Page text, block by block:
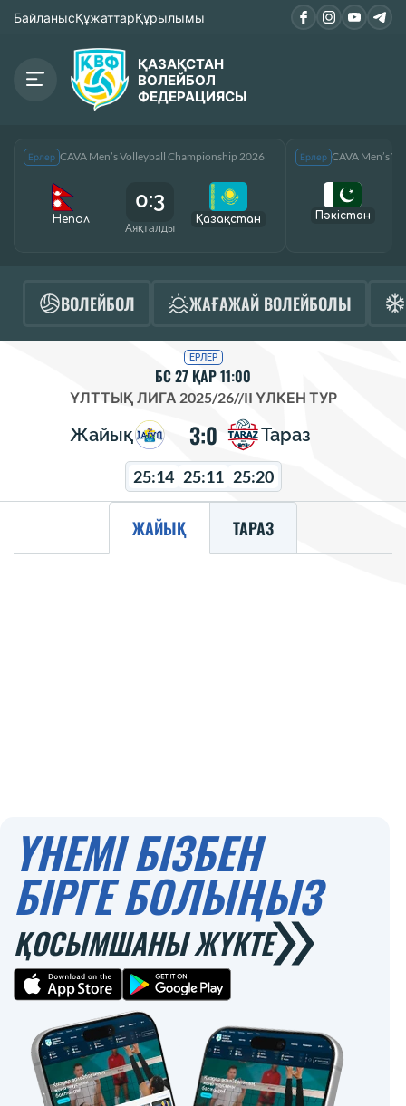
БайланысҚұжаттарҚұрылымы
ҚАЗАҚСТАН
ВОЛЕЙБОЛ
ФЕДЕРАЦИЯСЫ
Ерлер CAVA Men’s Volleyball Championship 2026
Непал
0:3
Аяқталды
Қазақcтан
Ерлер CAVA Men’s
Пәкістан
ВОЛЕЙБОЛ ЖАҒАЖАЙ ВОЛЕЙБОЛЫ
ЕРЛЕР
БС 27 ҚАР 11:00
ҰЛТТЫҚ ЛИГА 2025/26//II ҮЛКЕН ТУР
Жайық 3:0 Тараз
25:14 25:11 25:20
ЖАЙЫҚ ТАРАЗ
ҮНЕМІ БІЗБЕН
БІРГЕ БОЛЫҢЫЗ
ҚОСЫМШАНЫ ЖҮКТЕ